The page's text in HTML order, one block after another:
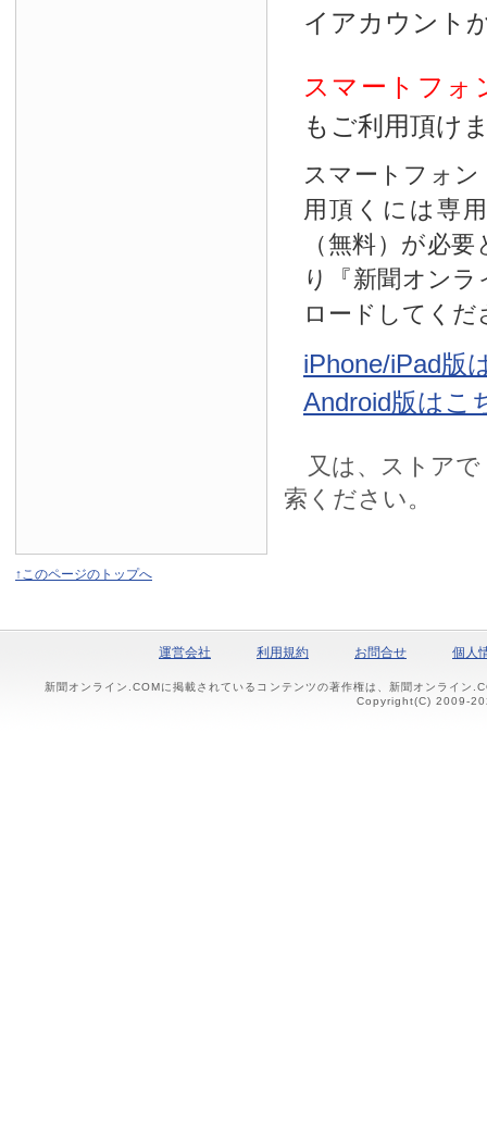
イアカウント
スマートフォ
もご利用頂け
スマートフォ
用頂くには専
（無料）が必
り『新聞オン
ロードしてくだ
iPhone/iPad版
Android版はこ
又は、ストアで
索ください。
↑このページのトップへ
運営会社 利用規約 お問合せ 個人
新聞オンライン.COMに掲載されているコンテンツの著作権は、新聞オンライン
Copyright(C) 2009-